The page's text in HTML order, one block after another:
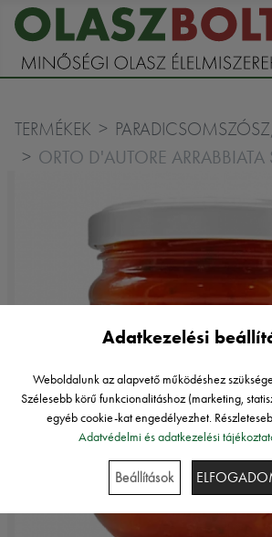
TERMÉKEK
ORTO D'AUTORE
Adatkezelési
Weboldalunk az alapvető működéshez
Szélesebb körű funkcionalitáshoz (marketing,
egyéb cookie-kat engedélyezhet.
Adatvédelmi és adatkezelési
Beállítások